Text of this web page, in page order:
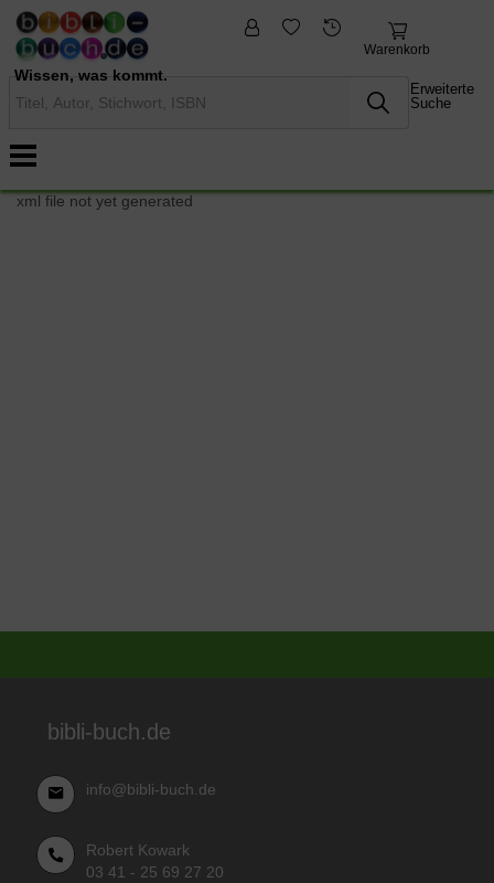
Wissen, was kommt.
Warenkorb
Erweiterte
Suche
fremdsprachige
Bücher
xml file not yet generated
bibli-buch.de
info@bibli-buch.de
Robert Kowark
03 41 - 25 69 27 20